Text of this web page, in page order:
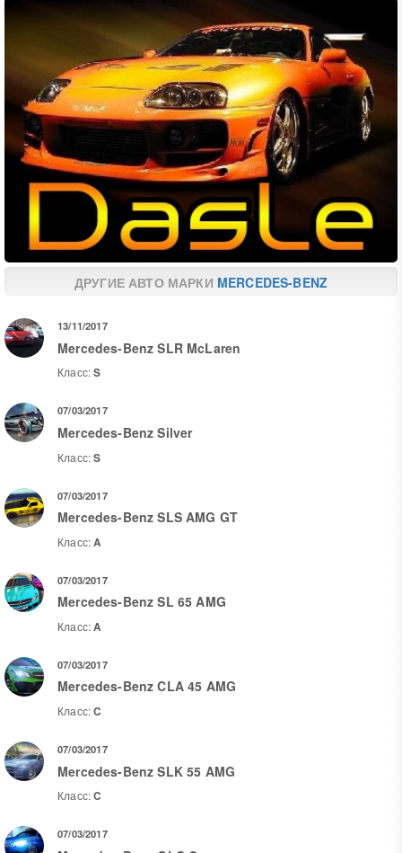
ДРУГИЕ АВТО МАРКИ MERCEDES-BENZ
13/11/2017
Mercedes-Benz SLR McLaren
Класс:S
07/03/2017
Mercedes-Benz Silver
Класс:S
07/03/2017
Mercedes-Benz SLS AMG GT
Класс:A
07/03/2017
Mercedes-Benz SL 65 AMG
Класс:A
07/03/2017
Mercedes-Benz CLA 45 AMG
Класс:C
07/03/2017
Mercedes-Benz SLK 55 AMG
Класс:C
07/03/2017